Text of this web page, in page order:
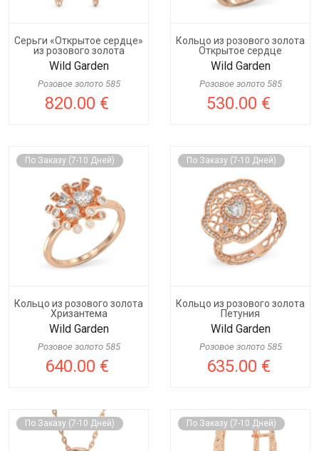
Серьги «Открытое сердце»
из розового золота
Wild Garden
Розовое золото 585
820.00 €
Кольцо из розового золота
Открытое сердце
Wild Garden
Розовое золото 585
530.00 €
По Заказу (7-10 Дней)
Кольцо из розового золота
Хризантема
Wild Garden
Розовое золото 585
640.00 €
По Заказу (7-10 Дней)
Кольцо из розового золота
Петуния
Wild Garden
Розовое золото 585
635.00 €
По Заказу (7-10 Дней) По Заказу (7-10 Дней)